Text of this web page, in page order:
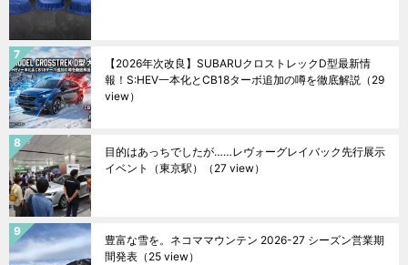
【2026年次改良】SUBARUクロストレックD型最新情
報！S:HEV一本化とCB18ターボ追加の噂を徹底解説 （29
view）
目的はあっちでしたが……レヴォーグレイバック先行展示
イベント（東京駅）
（27 view）
豊富な雪を。ネコママウンテン 2026-27 シーズン営業期
間発表 （25 view）